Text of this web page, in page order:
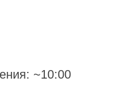
~10:00